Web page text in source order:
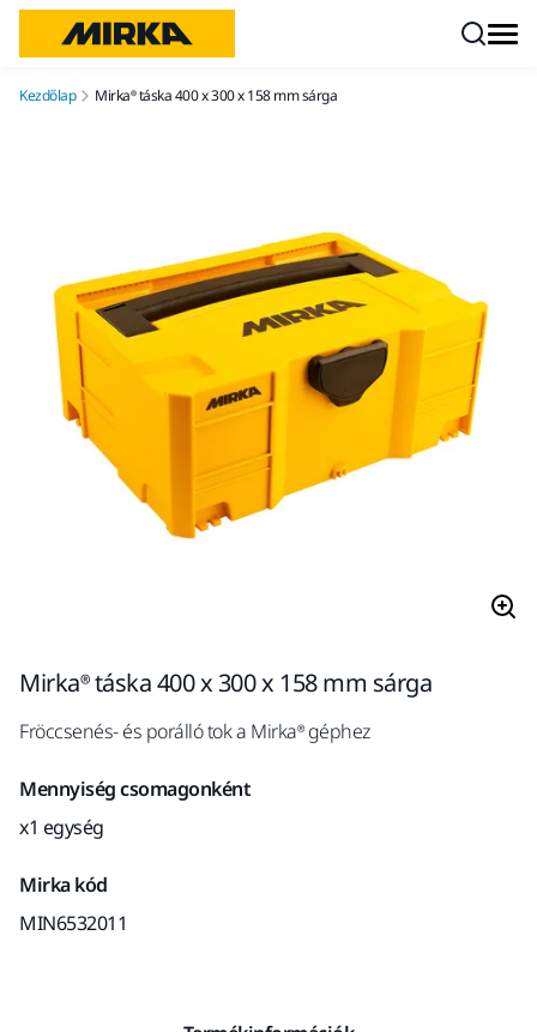
Kezdőlap Mirka® táska 400 x 300 x 158 mm sárga
Mirka® táska 400 x 300 x 158 mm sárga
Fröccsenés- és porálló tok a Mirka® géphez
Mennyiség csomagonként
x1 egység
Mirka kód
MIN6532011